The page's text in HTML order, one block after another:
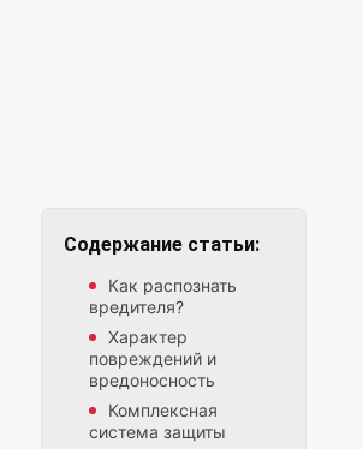
Содержание статьи:
Как распознать
вредителя?
Характер
повреждений и
вредоносность
Комплексная
система защиты